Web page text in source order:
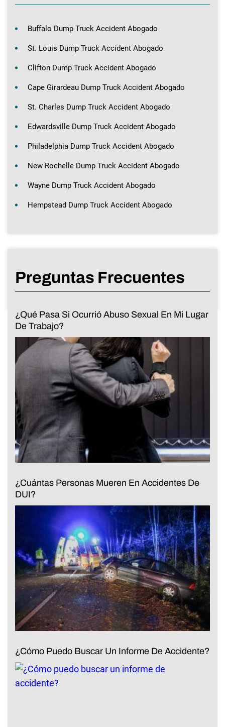
Buffalo Dump Truck Accident Abogado
St. Louis Dump Truck Accident Abogado
Clifton Dump Truck Accident Abogado
Cape Girardeau Dump Truck Accident Abogado
St. Charles Dump Truck Accident Abogado
Edwardsville Dump Truck Accident Abogado
Philadelphia Dump Truck Accident Abogado
New Rochelle Dump Truck Accident Abogado
Wayne Dump Truck Accident Abogado
Hempstead Dump Truck Accident Abogado
Preguntas Frecuentes
¿Qué Pasa Si Ocurrió Abuso Sexual En Mi Lugar
De Trabajo?
¿Cuántas Personas Mueren En Accidentes De
DUI?
¿Cómo Puedo Buscar Un Informe De Accidente?